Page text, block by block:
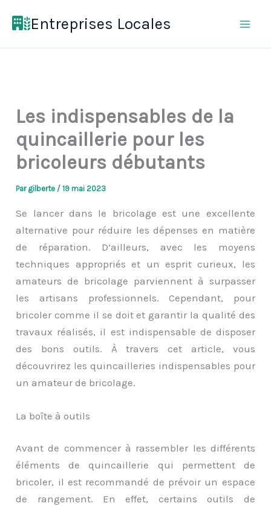
Entreprises Locales
Les indispensables de la
quincaillerie pour les
bricoleurs débutants
Par gilberte /19 mai 2023
Se lancer dans le bricolage est une excellente
alternative pour réduire les dépenses en matière
de réparation. D’ailleurs, avec les moyens
techniques appropriés et un esprit curieux, les
amateurs de bricolage parviennent à surpasser
les artisans professionnels. Cependant, pour
bricoler comme il se doit et garantir la qualité des
travaux réalisés, il est indispensable de disposer
des bons outils. À travers cet article, vous
découvrirez les quincailleries indispensables pour
un amateur de bricolage.
La boîte à outils
Avant de commencer à rassembler les différents
éléments de quincaillerie qui permettent de
bricoler, il est recommandé de prévoir un espace
de rangement. En effet, certains outils de